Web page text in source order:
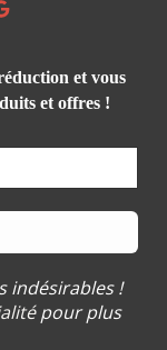
et vous
et offres !
indésirables !
pour plus